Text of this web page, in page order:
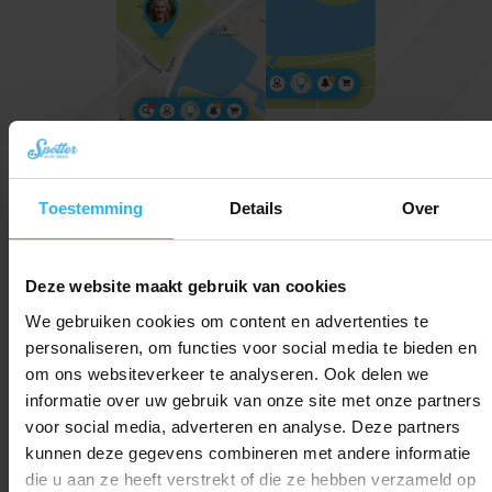
Toestemming Details Over
Deze website maakt gebruik van cookies
We gebruiken cookies om content en advertenties te
personaliseren, om functies voor social media te bieden en
om ons websiteverkeer te analyseren. Ook delen we
informatie over uw gebruik van onze site met onze partners
voor social media, adverteren en analyse. Deze partners
kunnen deze gegevens combineren met andere informatie
die u aan ze heeft verstrekt of die ze hebben verzameld op
Altijd op de hoogte van de laatste locatie.
Street view
Bekijk de exacte locatie van de tracker.
Geschiedenis